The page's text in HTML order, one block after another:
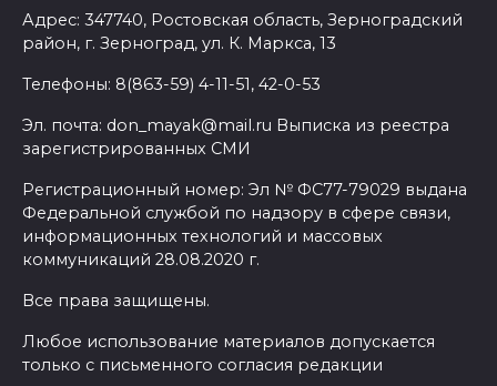
Адрес: 347740, Ростовская область, Зерноградский
район, г. Зерноград, ул. К. Маркса, 13
Телефоны: 8(863-59) 4-11-51, 42-0-53
Эл. почта: don_mayak@mail.ru Выписка из реестра
зарегистрированных СМИ
Регистрационный номер: Эл № ФС77-79029 выдана
Федеральной службой по надзору в сфере связи,
информационных технологий и массовых
коммуникаций 28.08.2020 г.
Все права защищены.
Любое использование материалов допускается
только с письменного согласия редакции